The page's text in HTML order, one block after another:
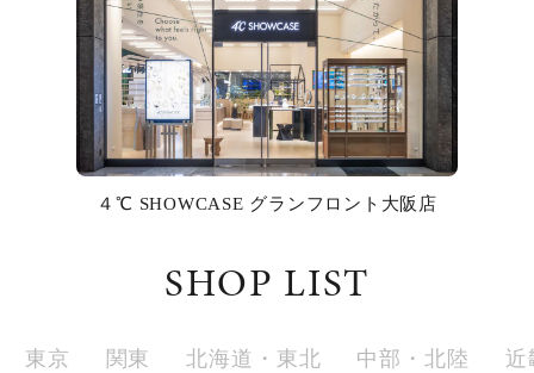
ファッションテイスト
着用シーン
４℃ SHOWCASE グランフロント大阪店
SHOP LIST
東京 関東 北海道・東北 中部・北陸 近